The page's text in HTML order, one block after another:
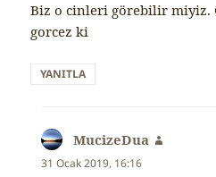
Biz o cinleri görebilir miyiz.
gorcez ki
YANITLA
MucizeDua
31 Ocak 2019, 16:16